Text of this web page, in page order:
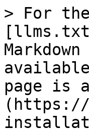
> For
page is
(https://